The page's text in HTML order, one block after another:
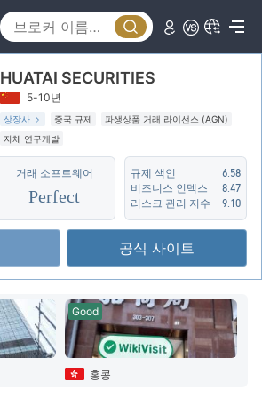
HUATAI SECURITIES
5-10년
상장사 중국 규제
파생상품 거래 라이선스 (AGN)
자체 연구개발
거래 소프트웨어
Perfect
규제 색인
6.58
비즈니스 인덱스
8.47
리스크 관리 지수
9.10
공식 사이트
Good
홍콩